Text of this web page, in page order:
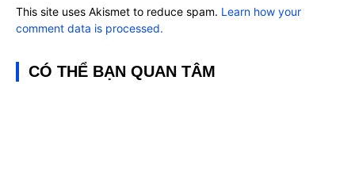
This site uses Akismet to reduce spam. Learn how your
comment data is processed.
CÓ THỂ BẠN QUAN TÂM